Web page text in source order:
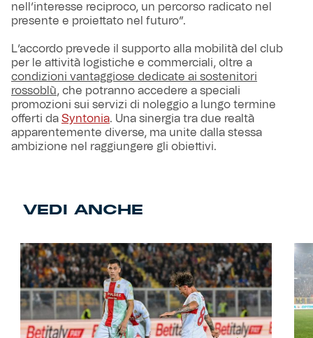
nell’interesse reciproco, un percorso radicato nel
presente e proiettato nel futuro”.
L’accordo prevede il supporto alla mobilità del club
per le attività logistiche e commerciali, oltre a
condizioni vantaggiose dedicate ai sostenitori
rossoblù, che potranno accedere a speciali
promozioni sui servizi di noleggio a lungo termine
offerti da Syntonia. Una sinergia tra due realtà
apparentemente diverse, ma unite dalla stessa
ambizione nel raggiungere gli obiettivi.
VEDI ANCHE